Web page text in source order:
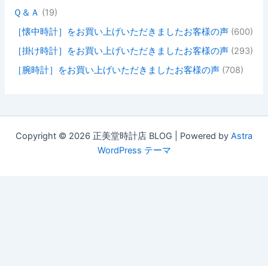
Ｑ＆Ａ (19)
［懐中時計］をお買い上げいただきましたお客様の声 (600)
［掛け時計］をお買い上げいただきましたお客様の声 (293)
［腕時計］をお買い上げいただきましたお客様の声 (708)
Copyright © 2026 正美堂時計店 BLOG | Powered by Astra
WordPress テーマ